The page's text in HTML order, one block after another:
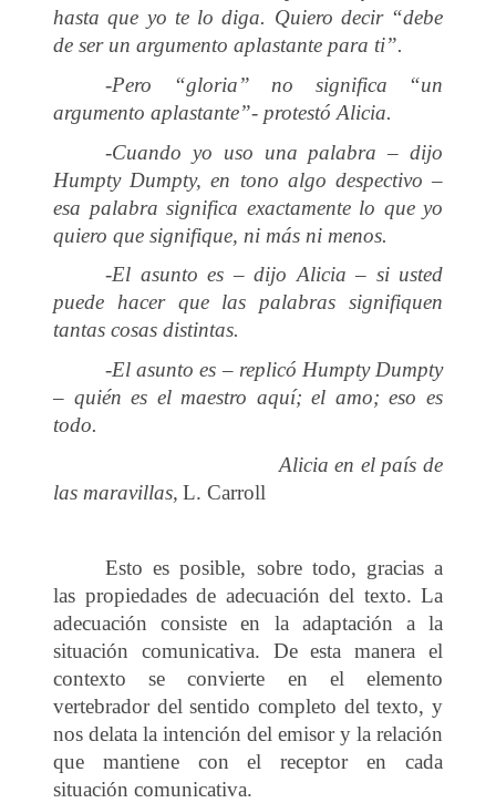
hasta que yo te lo diga. Quiero decir “debe
de ser un argumento aplastante para ti”.
-Pero “gloria” no significa “un
argumento aplastante”- protestó Alicia.
-Cuando yo uso una palabra – dijo
Humpty Dumpty, en tono algo despectivo –
esa palabra significa exactamente lo que yo
quiero que signifique, ni más ni menos.
-El asunto es – dijo Alicia – si usted
puede hacer que las palabras signifiquen
tantas cosas distintas.
-El asunto es – replicó Humpty Dumpty
– quién es el maestro aquí; el amo; eso es
todo.
Alicia en el país de
las maravillas, L. Carroll
Esto es posible, sobre todo, gracias a
las propiedades de adecuación del texto. La
adecuación consiste en la adaptación a la
situación comunicativa. De esta manera el
contexto se convierte en el elemento
vertebrador del sentido completo del texto, y
nos delata la intención del emisor y la relación
que mantiene con el receptor en cada
situación comunicativa.